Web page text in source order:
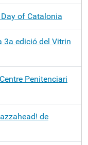
of Catalonia
3a edició del Vitrin
Penitenciari
de